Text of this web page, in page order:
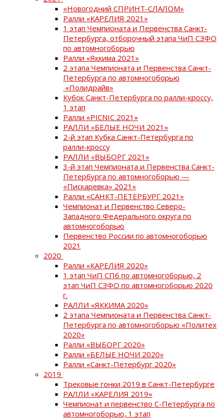
«Новогодний СПРИНТ-СЛАЛОМ»
Ралли «КАРЕЛИЯ 2021»
1 этап Чемпионата и Первенства Санкт-
Петербурга, отборочный этапа ЧиП СЗФО
по автомногоборью
Ралли «Яккима 2021»
2 этапа Чемпионата и Первенства Санкт-
Петербурга по автомногоборью
«Полидрайв»
Кубок Санкт-Петербурга по ралли-кроссу,
1 этап
Ралли «PICNIC 2021»
РАЛЛИ «БЕЛЫЕ НОЧИ 2021»
2-й этап Кубка Санкт-Петербурга по
ралли-кроссу
РАЛЛИ «ВЫБОРГ 2021»
3-й этап Чемпионата и Первенства Санкт-
Петербурга по автомногоборью —
«Пискаревка» 2021»
Ралли «САНКТ-ПЕТЕРБУРГ 2021»
Чемпионат и Первенство Северо-
Западного Федерального округа по
автомногоборью
Первенство России по автомногоборью
2021
2020
Ралли «КАРЕЛИЯ 2020»
1 этап ЧиП СПб по автомногоборью, 2
этап ЧиП СЗФО по автомногоборью 2020
г.
РАЛЛИ «ЯККИМА 2020»
2 этапа Чемпионата и Первенства Санкт-
Петербурга по автомногоборью «Политех
2020»
Ралли «ВЫБОРГ 2020»
Ралли «БЕЛЫЕ НОЧИ 2020»
Ралли «Санкт-Петербург 2020»
2019
Трековые гонки 2019 в Санкт-Петербурге
РАЛЛИ «КАРЕЛИЯ 2019»
Чемпионат и первенство С-Петербурга по
автомногоборью, 1 этап